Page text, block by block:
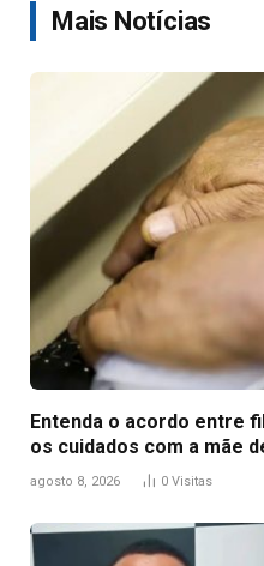
Mais Notícias
Entenda o acordo entre
os cuidados com a mãe
agosto 8, 2026 0 Visitas